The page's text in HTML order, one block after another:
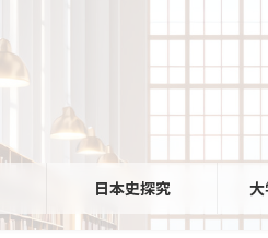
日本史探究 大